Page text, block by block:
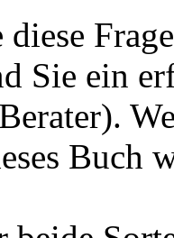
Sie ein
Buch